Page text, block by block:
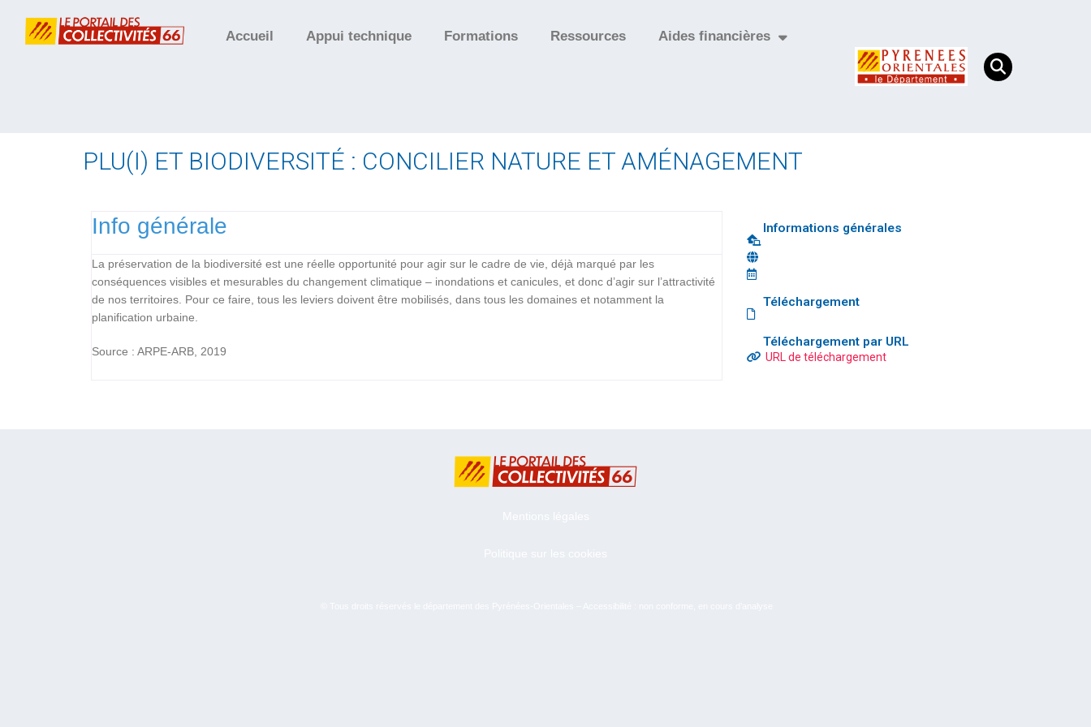
Accueil Appui technique Formations Ressources Aides financières
PLU(I) ET BIODIVERSITÉ : CONCILIER NATURE ET AMÉNAGEMENT
Info générale
La préservation de la biodiversité est une réelle opportunité pour agir sur le cadre de vie, déjà marqué par les
conséquences visibles et mesurables du changement climatique – inondations et canicules, et donc d’agir sur l’attractivité
de nos territoires. Pour ce faire, tous les leviers doivent être mobilisés, dans tous les domaines et notamment la
planification urbaine.
Source : ARPE-ARB, 2019
Informations générales
Téléchargement
Téléchargement par URL
URL de téléchargement